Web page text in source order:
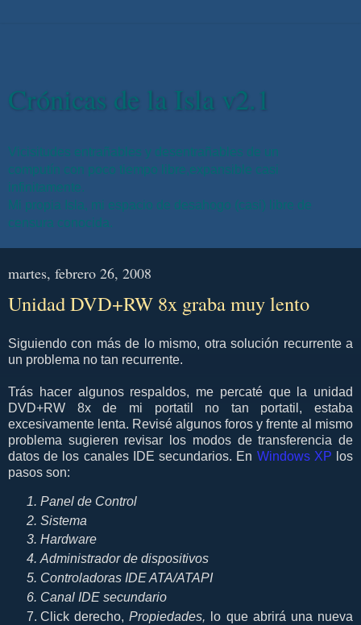
Crónicas de la Isla v2.1
Vicisitudes entrañables y desentrañables de un
computín con poco tiempo libre,expansible casi
infinitamente.
Mi propia Isla, mi espacio de desahogo (casi) libre de
censura conocida.
martes, febrero 26, 2008
Unidad DVD+RW 8x graba muy lento
Siguiendo con más de lo mismo, otra solución recurrente a
un problema no tan recurrente.
Trás hacer algunos respaldos, me percaté que la unidad
DVD+RW 8x de mi portatil no tan portatil, estaba
excesivamente lenta. Revisé algunos foros y frente al mismo
problema sugieren revisar los modos de transferencia de
datos de los canales IDE secundarios. En Windows XP los
pasos son:
Panel de Control
Sistema
Hardware
Administrador de dispositivos
Controladoras IDE ATA/ATAPI
Canal IDE secundario
Click derecho,Propiedades, lo que abrirá una nueva